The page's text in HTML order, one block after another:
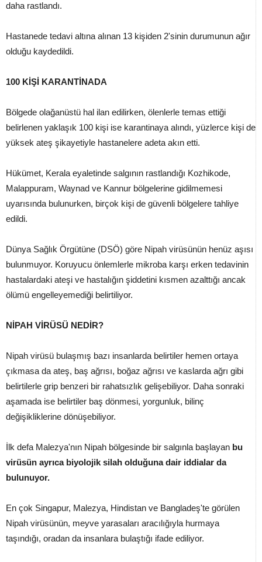
daha rastlandı.
Hastanede tedavi altına alınan 13 kişiden 2'sinin durumunun ağır
olduğu kaydedildi.
100 KİŞİ KARANTİNADA
Bölgede olağanüstü hal ilan edilirken, ölenlerle temas ettiği
belirlenen yaklaşık 100 kişi ise karantinaya alındı, yüzlerce kişi de
yüksek ateş şikayetiyle hastanelere adeta akın etti.
Hükümet, Kerala eyaletinde salgının rastlandığı Kozhikode,
Malappuram, Waynad ve Kannur bölgelerine gidilmemesi
uyarısında bulunurken, birçok kişi de güvenli bölgelere tahliye
edildi.
Dünya Sağlık Örgütüne (DSÖ) göre Nipah virüsünün henüz aşısı
bulunmuyor. Koruyucu önlemlerle mikroba karşı erken tedavinin
hastalardaki ateşi ve hastalığın şiddetini kısmen azalttığı ancak
ölümü engelleyemediği belirtiliyor.
NİPAH VİRÜSÜ NEDİR?
Nipah virüsü bulaşmış bazı insanlarda belirtiler hemen ortaya
çıkmasa da ateş, baş ağrısı, boğaz ağrısı ve kaslarda ağrı gibi
belirtilerle grip benzeri bir rahatsızlık gelişebiliyor. Daha sonraki
aşamada ise belirtiler baş dönmesi, yorgunluk, bilinç
değişikliklerine dönüşebiliyor.
İlk defa Malezya'nın Nipah bölgesinde bir salgınla başlayan bu
virüsün ayrıca biyolojik silah olduğuna dair iddialar da
bulunuyor.
En çok Singapur, Malezya, Hindistan ve Bangladeş'te görülen
Nipah virüsünün, meyve yarasaları aracılığıyla hurmaya
taşındığı, oradan da insanlara bulaştığı ifade ediliyor.